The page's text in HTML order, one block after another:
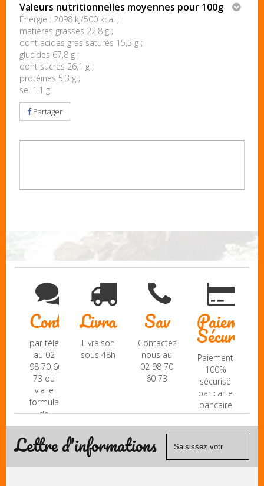
Valeurs nutritionnelles moyennes pour 100g
Énergie : 2098 kJ/500 kcal ;
matières grasses 22,8 g ;
dont acides gras saturés 15,5 g ;
glucides 67,8 g ;
dont sucres 26,1 g ;
protéines 5,3 g ;
sel 1,1 g.
Partager
Contact
par téléphone
au 02
98 70 60
73 ou
via le
formulaire
de
contact
Livraison
Livraison
sous 48h
Sav
Contactez-
nous au
02 98 70
60 73
Paiement
Sécurisé
Paiement
100%
sécurisé
par carte
bancaire
(Mastercard,
Visa, ...) et
Lettre d'informations